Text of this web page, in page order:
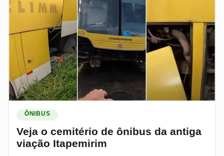
ÔNIBUS
Veja o cemitério de ônibus da antiga
viação Itapemirim